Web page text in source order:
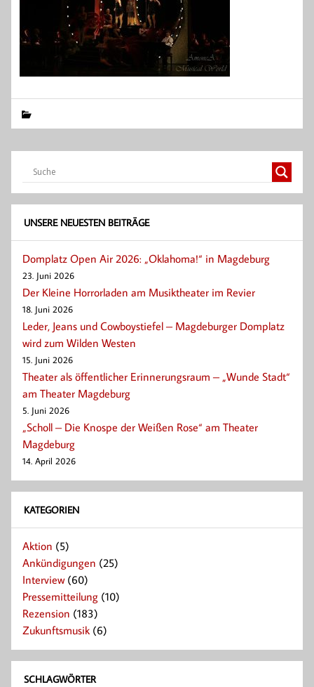
UNSERE NEUESTEN BEITRÄGE
Domplatz Open Air 2026: „Oklahoma!“ in Magdeburg
23. Juni 2026
Der Kleine Horrorladen am Musiktheater im Revier
18. Juni 2026
Leder, Jeans und Cowboystiefel – Magdeburger Domplatz
wird zum Wilden Westen
15. Juni 2026
Theater als öffentlicher Erinnerungsraum – „Wunde Stadt“
am Theater Magdeburg
5. Juni 2026
„Scholl – Die Knospe der Weißen Rose“ am Theater
Magdeburg
14. April 2026
KATEGORIEN
Aktion (5)
Ankündigungen (25)
Interview(60)
Pressemitteilung (10)
Rezension (183)
Zukunftsmusik (6)
SCHLAGWÖRTER